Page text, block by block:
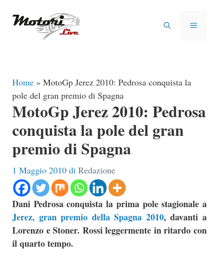
MENU
Home » MotoGp Jerez 2010: Pedrosa conquista la
pole del gran premio di Spagna
MotoGp Jerez 2010: Pedrosa
conquista la pole del gran
premio di Spagna
1 Maggio 2010 di Redazione
Dani Pedrosa conquista la prima pole stagionale a
Jerez, gran premio della Spagna 2010, davanti a
Lorenzo e Stoner. Rossi leggermente in ritardo con
il quarto tempo.